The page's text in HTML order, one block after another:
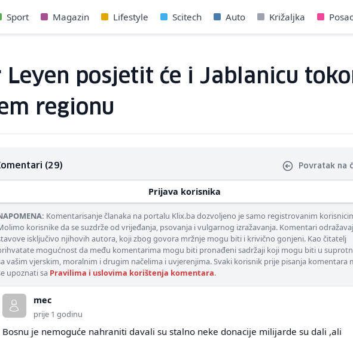
Sport Magazin Lifestyle Scitech Auto Križaljka
Leyen posjetit će i Jablanicu
regionu
(29) Povratak na
Prijava korisnika
Komentarisanje članaka na portalu Klix.ba dozvoljeno je samo registrovanim
korisnike da se suzdrže od vrijeđanja, psovanja i vulgarnog izražavanja. Komentari
isključivo njihovih autora, koji zbog govora mržnje mogu biti i krivično gonjeni. Kao čitatelj
mogućnost da među komentarima mogu biti pronađeni sadržaji koji mogu biti u
vašim vjerskim, moralnim i drugim načelima i uvjerenjima. Svaki korisnik prije pisanja komentara
upoznati sa Pravilima i uslovima korištenja komentara.
mec
prije 1 godinu
Bosnu je nemoguće nahraniti davali su stalno neke donacije milijarde su dali ,ali